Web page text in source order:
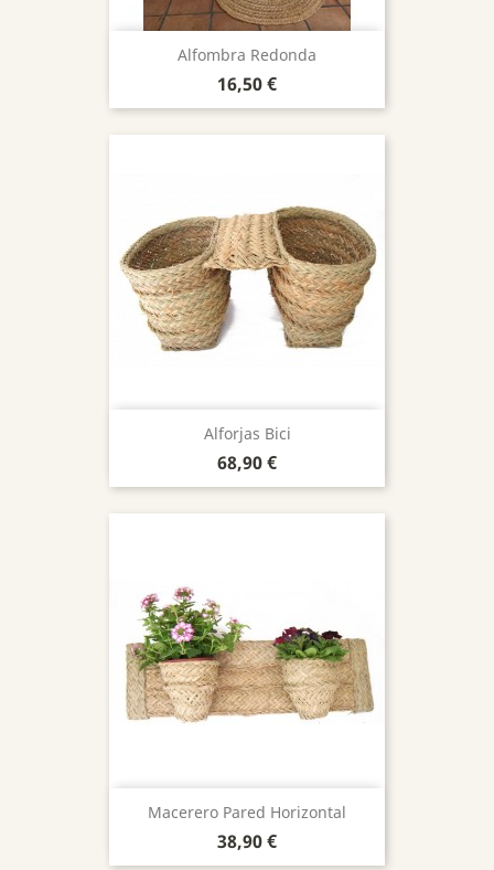
Alfombra Redonda
Precio
16,50 €
Alforjas Bici
Precio
68,90 €
Macerero Pared Horizontal
Precio
38,90 €